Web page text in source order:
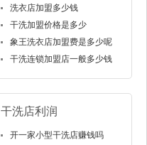
洗衣店加盟多少钱
干洗加盟价格是多少
象王洗衣店加盟费是多少呢
干洗连锁加盟店一般多少钱
干洗店利润
开一家小型干洗店赚钱吗